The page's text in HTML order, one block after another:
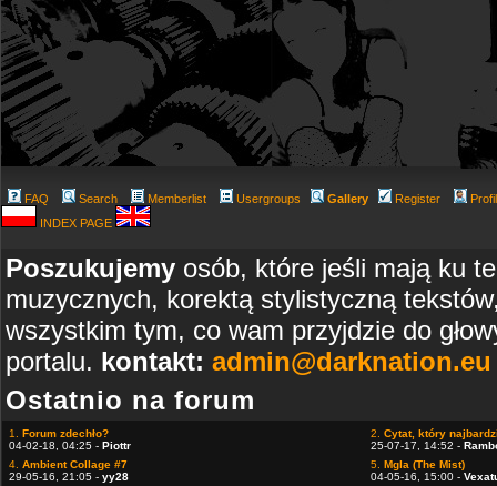
FAQ Search Memberlist Usergroups Gallery Register
INDEX PAGE
Poszukujemy osób, które jeśli mają ku
muzycznych, korektą stylistyczną
wszystkim tym, co wam przyjdzie do
portalu. kontakt: admin@darknation.eu
Ostatnio na forum
1. Forum zdechło?
04-02-18, 04:25 - Piottr
2. Cytat, który
25-07-17, 14:52 -
4. Ambient Collage #7
29-05-16, 21:05 - yy28
5. Mgla (The Mist)
04-05-16, 15:00 -